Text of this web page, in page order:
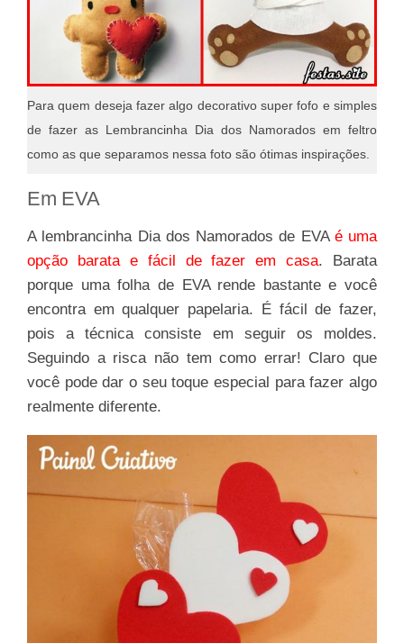
Para quem deseja fazer algo decorativo super fofo e simples
de fazer as Lembrancinha Dia dos Namorados em feltro
como as que separamos nessa foto são ótimas inspirações.
Em EVA
A lembrancinha Dia dos Namorados de EVA é uma
opção barata e fácil de fazer em casa. Barata
porque uma folha de EVA rende bastante e você
encontra em qualquer papelaria. É fácil de fazer,
pois a técnica consiste em seguir os moldes.
Seguindo a risca não tem como errar! Claro que
você pode dar o seu toque especial para fazer algo
realmente diferente.